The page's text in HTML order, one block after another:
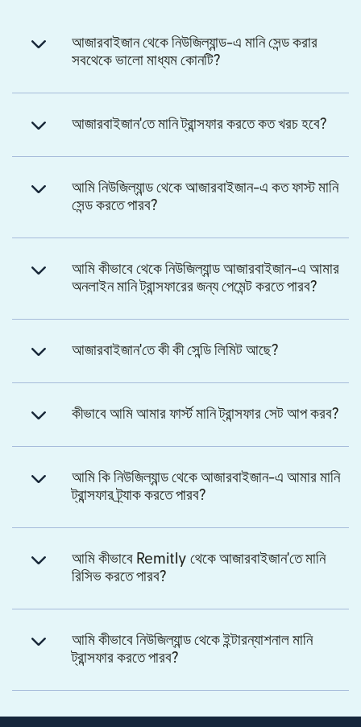
আজারবাইজান থেকে নিউজিল্যান্ড-এ মানি সেন্ড করার
সবথেকে ভালো মাধ্যম কোনটি?
আজারবাইজান'তে মানি ট্রান্সফার করতে কত খরচ হবে?
আমি নিউজিল্যান্ড থেকে আজারবাইজান-এ কত ফাস্ট মানি
সেন্ড করতে পারব?
আমি কীভাবে থেকে নিউজিল্যান্ড আজারবাইজান-এ আমার
অনলাইন মানি ট্রান্সফারের জন্য পেমেন্ট করতে পারব?
আজারবাইজান'তে কী কী সেন্ডি লিমিট আছে?
কীভাবে আমি আমার ফার্স্ট মানি ট্রান্সফার সেট আপ করব?
আমি কি নিউজিল্যান্ড থেকে আজারবাইজান-এ আমার মানি
ট্রান্সফার ট্র্যাক করতে পারব?
আমি কীভাবে Remitly থেকে আজারবাইজান'তে মানি
রিসিভ করতে পারব?
আমি কীভাবে নিউজিল্যান্ড থেকে ইন্টারন্যাশনাল মানি
ট্রান্সফার করতে পারব?